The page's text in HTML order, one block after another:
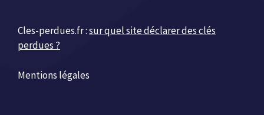
Cles-perdues.fr :sur quel site déclarer des clés
perdues ?
Mentions légales